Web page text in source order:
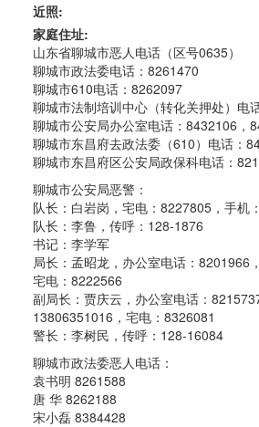
近照:
家庭住址:
山东省聊城市恶人电话（区号0635）
聊城市政法委电话：8261470
聊城市610电话：8262097
聊城市法制培训中心（转化关押处）电
聊城市公安局办公室电话：8432106，
聊城市东昌府去政法委（610）电话：
聊城市东昌府区公安局政保科电话：
聊城市公安局恶警：
队长：白岩岗，宅电：8227805，手机
队长：李鲁，传呼：128-1876
书记：李学军
局长：孟昭龙，办公室电话：8201966
宅电：8222566
副局长：贾庆云，办公室电话：
13806351016，宅电：8326081
警长：李树民，传呼：128-16084
聊城市政法委恶人电话：
袁书明 8261588
唐 华 8262188
宋小磊 8384428